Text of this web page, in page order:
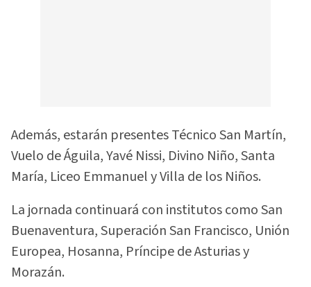
Además, estarán presentes Técnico San Martín,
Vuelo de Águila, Yavé Nissi, Divino Niño, Santa
María, Liceo Emmanuel y Villa de los Niños.
La jornada continuará con institutos como San
Buenaventura, Superación San Francisco, Unión
Europea, Hosanna, Príncipe de Asturias y
Morazán.